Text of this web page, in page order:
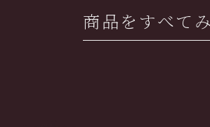
商品をすべて